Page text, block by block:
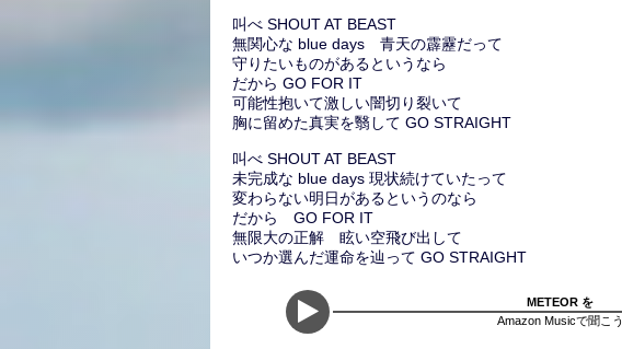
叫べ SHOUT AT BEAST
無関心な blue days 青天の霹靂だって
守りたいものがあるというなら
だから GO FOR IT
可能性抱いて激しい闇切り裂いて
胸に留めた真実を翳して GO STRAIGHT
叫べ SHOUT AT BEAST
未完成な blue days 現状続けていたって
変わらない明日があるというのなら
だから GO FOR IT
無限大の正解 眩い空飛び出して
いつか選んだ運命を辿って GO STRAIGHT
METEOR を
Amazon Musicで聞こう